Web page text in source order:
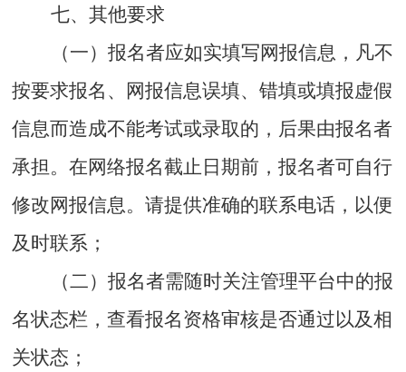
七、其他要求
（一）报名者应如实填写网报信息，凡不
按要求报名、网报信息误填、错填或填报虚假
信息而造成不能考试或录取的，后果由报名者
承担。在网络报名截止日期前，报名者可自行
修改网报信息。请提供准确的联系电话，以便
及时联系；
（二）报名者需随时关注管理平台中的报
名状态栏，查看报名资格审核是否通过以及相
关状态；